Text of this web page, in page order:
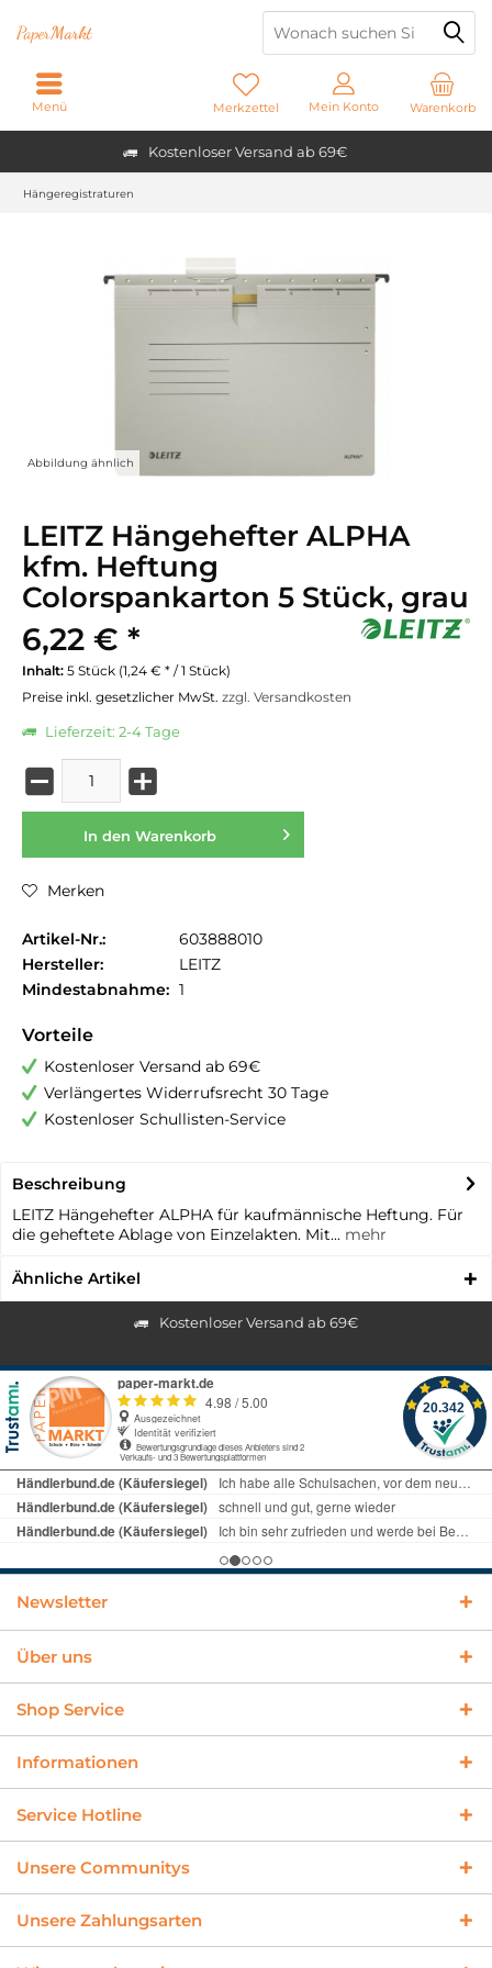
Kostenloser Versand ab 69€
PaperMarkt
Warenkorb
Merkzettel Mein Konto
Menü
Hängeregistraturen
Abbildung ähnlich
LEITZ Hängehefter ALPHA
kfm. Heftung
Colorspankarton 5 Stück, grau
6,22 € *
Inhalt: 5 Stück (1,24 € * / 1 Stück)
Preise inkl. gesetzlicher MwSt. zzgl. Versandkosten
Lieferzeit: 2-4 Tage
In den Warenkorb
Merken
Artikel-Nr.:
603888010
Hersteller:
LEITZ
Mindestabnahme: 1
Vorteile
Kostenloser Versand ab 69€
Verlängertes Widerrufsrecht 30 Tage
Kostenloser Schullisten-Service
Beschreibung
LEITZ Hängehefter ALPHA für kaufmännische Heftung. Für
die geheftete Ablage von Einzelakten. Mit... mehr
Ähnliche Artikel
Kostenloser Versand ab 69€
Newsletter
Über uns
Shop Service
Informationen
Service Hotline
Unsere Communitys
Unsere Zahlungsarten